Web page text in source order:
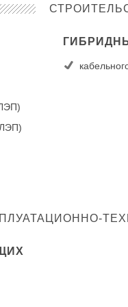
ЛЭП)